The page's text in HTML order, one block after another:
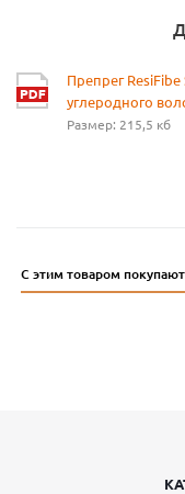
Препрег
углеродного
Размер: 215,5 кб
С этим товаром покупают